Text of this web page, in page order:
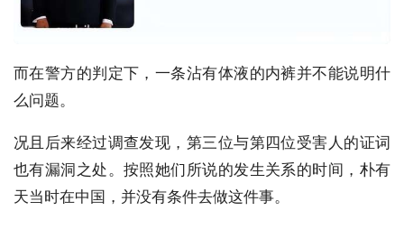
而在警方的判定下，一条沾有体液的内裤并不能说明什
么问题。
况且后来经过调查发现，第三位与第四位受害人的证词
也有漏洞之处。按照她们所说的发生关系的时间，朴有
天当时在中国，并没有条件去做这件事。